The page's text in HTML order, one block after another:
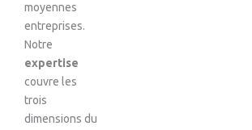
moyennes
entreprises.
Notre
expertise
couvre les
trois
dimensions du